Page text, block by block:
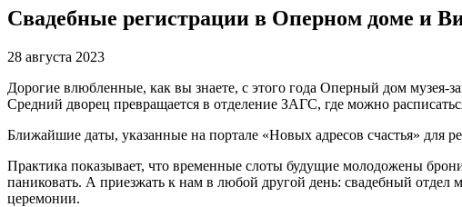
Свадебные регистрации в Оперном доме и
28 августа 2023
Дорогие влюбленные, как вы знаете, с этого года Оперный дом музея-
Средний дворец превращается в отделение ЗАГС, где можно
Ближайшие даты, указанные на портале «Новых адресов счастья» для
Практика показывает, что временные слоты будущие молодожены
паниковать. А приезжать к нам в любой другой день: свадебный отдел
церемонии.